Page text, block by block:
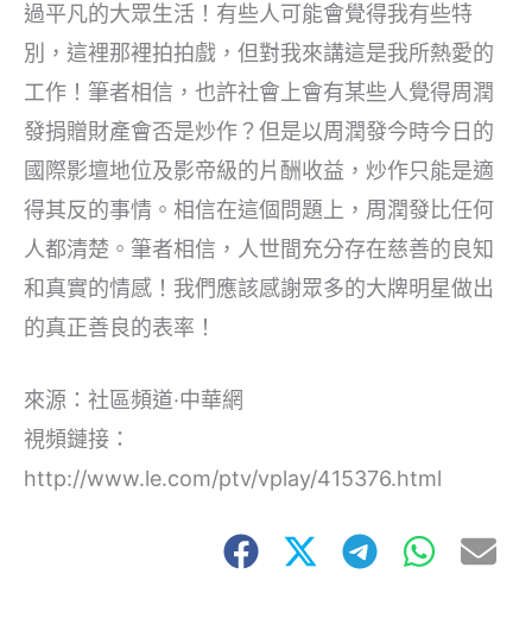
過平凡的大眾生活！有些人可能會覺得我有些特
別，這裡那裡拍拍戲，但對我來講這是我所熱愛的
工作！筆者相信，也許社會上會有某些人覺得周潤
發捐贈財產會否是炒作？但是以周潤發今時今日的
國際影壇地位及影帝級的片酬收益，炒作只能是適
得其反的事情。相信在這個問題上，周潤發比任何
人都清楚。筆者相信，人世間充分存在慈善的良知
和真實的情感！我們應該感謝眾多的大牌明星做出
的真正善良的表率！
來源：社區頻道·中華網
視頻鏈接：
http://www.le.com/ptv/vplay/415376.html